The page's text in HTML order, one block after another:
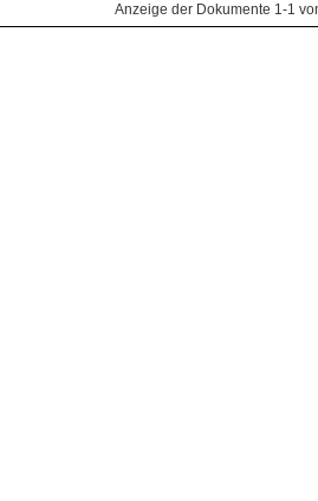
Anzeige der Dokumente 1-1